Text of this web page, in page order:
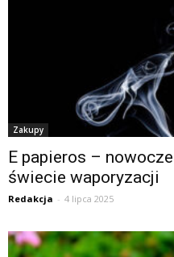
Zakupy
E papieros –
świecie waporyzacji
Redakcja - 4 lipca 2025